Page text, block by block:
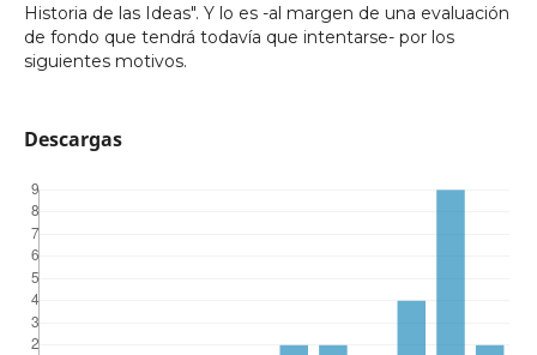
Historia de las Ideas". Y lo es -al margen de una evaluación
de fondo que tendrá todavía que intentarse- por los
siguientes motivos.
Descargas